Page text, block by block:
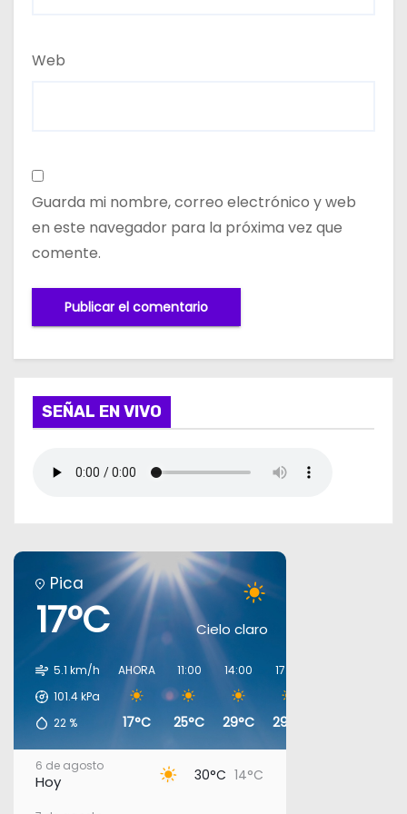
Web
Guarda mi nombre, correo electrónico y web
en este navegador para la próxima vez que
comente.
SEÑAL EN VIVO
Pica
17°C Cielo claro
5.1 km/h
101.4kPa
22 %
AHORA
17°C
11:00
25°C
14:00
29°C
17:00
29°C
6 de agosto
Hoy 30°C 14°C